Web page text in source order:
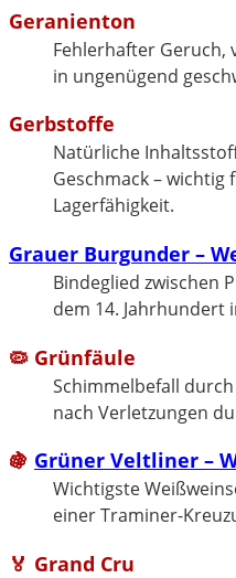
Geranienton
Fehlerhafter
in ungenügend
Gerbstoffe
Natürliche
Geschmack –
Lagerfähigkeit.
Grauer Burgunder –
Bindeglied zwischen
dem 14. Jahrhundert
🦠 Grünfäule
Schimmelbefall
nach Verletzungen
🍇 Grüner Veltliner –
Wichtigste
einer Traminer-
🏅 Grand Cru